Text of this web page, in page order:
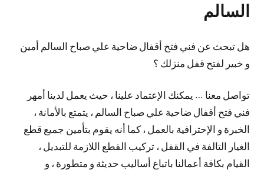
السالم
هل تبحث عن فني فتح أقفال ضاحية علي صباح السالم أمين
و خبير لفتح قفل منزلك ؟
تواصل معنا … يمكنك الإعتماد علينا ، حيث يعمل لدينا أمهر
فني فتح أقفال ضاحية علي صباح السالم ، يتمتع بالأمانة ،
الخبرة و الإحترافية بالعمل ، كما أنه يقوم بتأمين جميع قطع
الغيار التالفة في القفل ، تركيب القطع اللازمة للتبديل ،
القيام بكافة أعمالنا باتباع أساليب حديثة و متطورة ، و